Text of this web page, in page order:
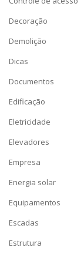
Decoração
Demolição
Dicas
Documentos
Edificação
Eletricidade
Elevadores
Empresa
Energia solar
Equipamentos
Escadas
Estrutura